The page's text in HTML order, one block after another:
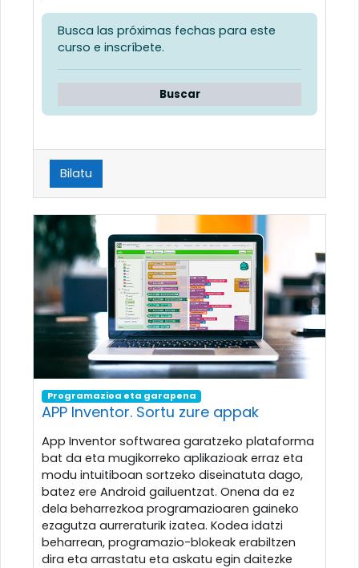
Busca las próximas fechas para este
curso e inscríbete.
Buscar
Bilatu
Programazioa eta garapena
APP Inventor. Sortu zure appak
App Inventor softwarea garatzeko plataforma
bat da eta mugikorreko aplikazioak erraz eta
modu intuitiboan sortzeko diseinatuta dago,
batez ere Android gailuentzat. Onena da ez
dela beharrezkoa programazioaren gaineko
ezagutza aurreraturik izatea. Kodea idatzi
beharrean, programazio-blokeak erabiltzen
dira eta arrastatu eta askatu egin daitezke